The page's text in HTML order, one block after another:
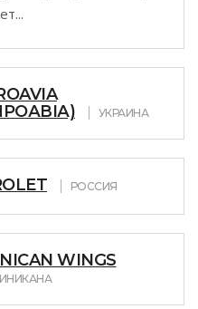
УКРАИНА
РОССИЯ
WINGS